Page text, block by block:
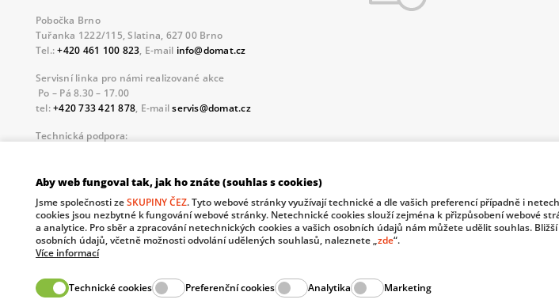
Pobočka Brno
Tuřanka 1222/115, Slatina, 627 00 Brno
Tel.:+420 461 100 823, E-mail info@domat.cz
Servisní linka pro námi realizované akce
Po – Pá 8.30 – 17.00
tel:+420 733 421 878, E-mailservis@domat.cz
Technická podpora:
Informace o zpracovávaných osobních údajích.
The European Regional Development Fund and The Ministry of Industry and Trade of the Czech
your future.
Aby web fungoval tak, jak ho znáte (souhlas s cookies)
Jsme společnosti zeSKUPINY ČEZ. Tyto webové stránky využívají technické a dle vašich preferencí případně i
cookies jsou nezbytné k fungování webové stránky. Netechnické cookies slouží zejména k přizpůsobení webové
a analytice. Pro sběr a zpracování netechnických cookies a vašich osobních údajů nám můžete udělit souhlas.
osobních údajů, včetně možnosti odvolání udělených souhlasů, naleznete „zde“.
Více informací
Technické cookies Preferenční cookies Analytika Marketing